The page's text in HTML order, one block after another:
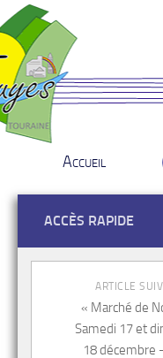
Accueil
ACCÈS RAPIDE
ARTICLE
« Marché de
Samedi 17 et
18 décembre